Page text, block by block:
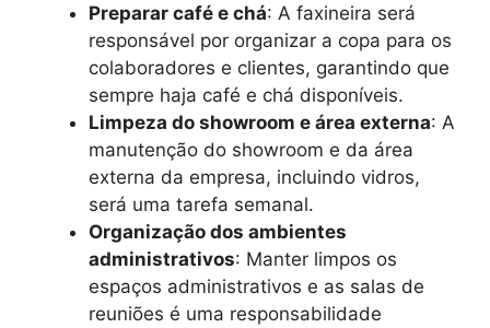
Preparar café e chá: A faxineira será
responsável por organizar a copa para os
colaboradores e clientes, garantindo que
sempre haja café e chá disponíveis.
Limpeza do showroom e área externa: A
manutenção do showroom e da área
externa da empresa, incluindo vidros,
será uma tarefa semanal.
Organização dos ambientes
administrativos: Manter limpos os
espaços administrativos e as salas de
reuniões é uma responsabilidade